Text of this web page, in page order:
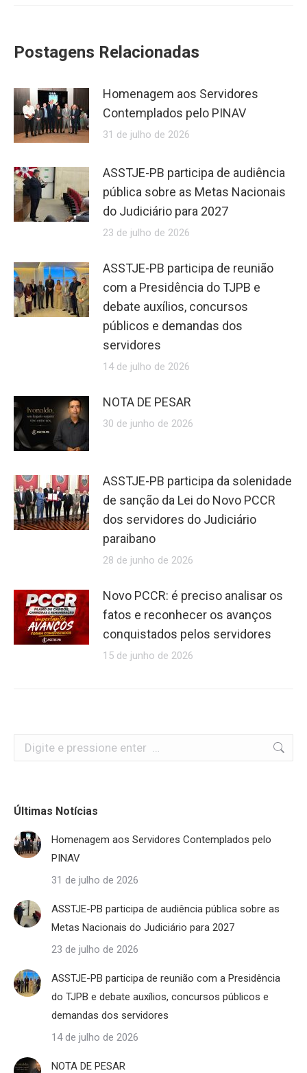
Postagens Relacionadas
Homenagem aos Servidores
Contemplados pelo PINAV
31 de julho de 2026
ASSTJE-PB participa de audiência
pública sobre as Metas Nacionais
do Judiciário para 2027
23 de julho de 2026
ASSTJE-PB participa de reunião
com a Presidência do TJPB e
debate auxílios, concursos
públicos e demandas dos
servidores
14 de julho de 2026
NOTA DE PESAR
30 de junho de 2026
ASSTJE-PB participa da solenidade
de sanção da Lei do Novo PCCR
dos servidores do Judiciário
paraibano
28 de junho de 2026
Novo PCCR: é preciso analisar os
fatos e reconhecer os avanços
conquistados pelos servidores
15 de junho de 2026
Search:
Últimas Notícias
Homenagem aos Servidores Contemplados pelo
PINAV
31 de julho de 2026
ASSTJE-PB participa de audiência pública sobre as
Metas Nacionais do Judiciário para 2027
23 de julho de 2026
ASSTJE-PB participa de reunião com a Presidência
do TJPB e debate auxílios, concursos públicos e
demandas dos servidores
14 de julho de 2026
NOTA DE PESAR